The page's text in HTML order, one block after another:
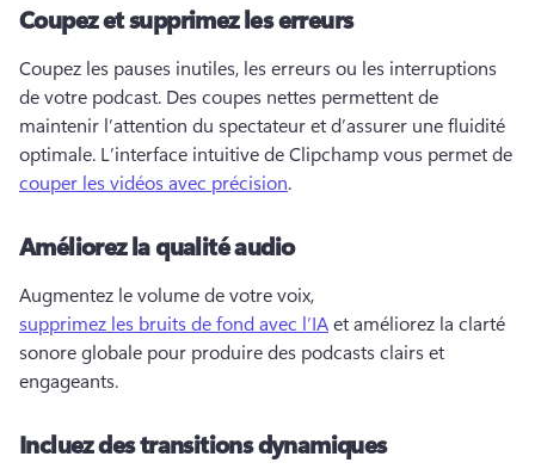
Coupez et supprimez les erreurs
Coupez les pauses inutiles, les erreurs ou les interruptions
de votre podcast. Des coupes nettes permettent de
maintenir l’attention du spectateur et d’assurer une fluidité
optimale.
couper les vidéos avec précision.
Améliorez la qualité audio
Augmentez le volume de votre voix,
supprimez les bruits de fond avec l’IA et améliorez la clarté
sonore globale pour produire des podcasts clairs et
engageants.
Incluez des transitions dynamiques